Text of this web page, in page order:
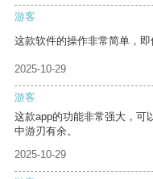
游客
这款软件的操作非常简单，即
2025-10-29
游客
这款app的功能非常强大，可
中游刃有余。
2025-10-29